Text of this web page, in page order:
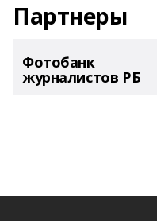
Партнеры
Фотобанк
журналистов РБ